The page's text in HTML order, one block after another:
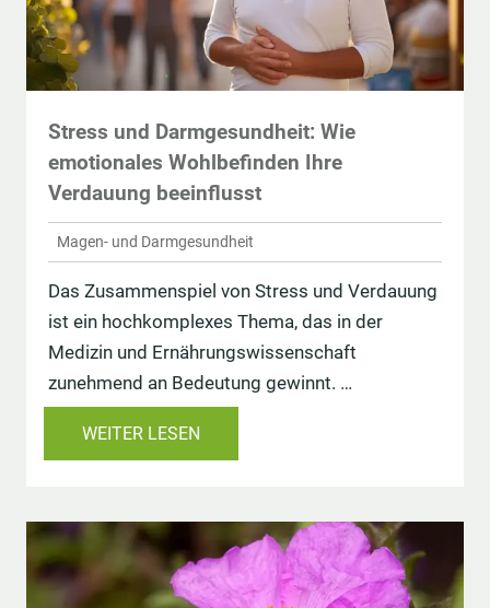
Stress und Darmgesundheit: Wie
emotionales Wohlbefinden Ihre
Verdauung beeinflusst
Magen- und Darmgesundheit
Das Zusammenspiel von Stress und Verdauung
ist ein hochkomplexes Thema, das in der
Medizin und Ernährungswissenschaft
zunehmend an Bedeutung gewinnt. …
WEITER LESEN